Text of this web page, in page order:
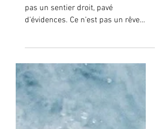
Un an sur mon X
Devenir gestionnaire culturel n’est
d’évidences. Ce n’est pas un rêve
d’enfance que l’on clame haut et fort
à l’âge où l’on rêve d’être pompier,
policière, médecin ou astronaute.
Aucun programme scolaire ne nous
y dirige, et jamais, enfant, je ne me
suis imaginée un jour à la tête d’un